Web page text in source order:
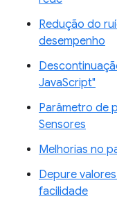
Redução do
desempenho
JavaScript"
Parâmetro de
Sensores
Melhorias no
Depure
facilidade